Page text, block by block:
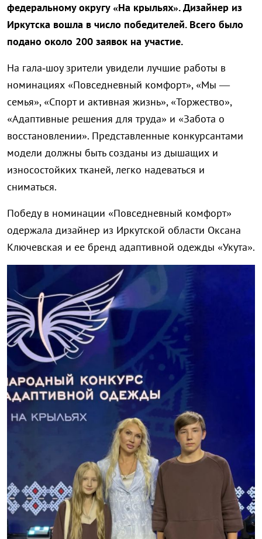
федеральному округу «На крыльях». Дизайнер из
Иркутска вошла в число победителей. Всего было
подано около 200 заявок на участие.
На гала‑шоу зрители увидели лучшие работы в
номинациях «Повседневный комфорт», «Мы —
семья», «Спорт и активная жизнь», «Торжество»,
«Адаптивные решения для труда» и «Забота о
восстановлении». Представленные конкурсантами
модели должны быть созданы из дышащих и
износостойких тканей, легко надеваться и
сниматься.
Победу в номинации «Повседневный комфорт»
одержала дизайнер из Иркутской области Оксана
Ключевская и ее бренд адаптивной одежды «Укута».